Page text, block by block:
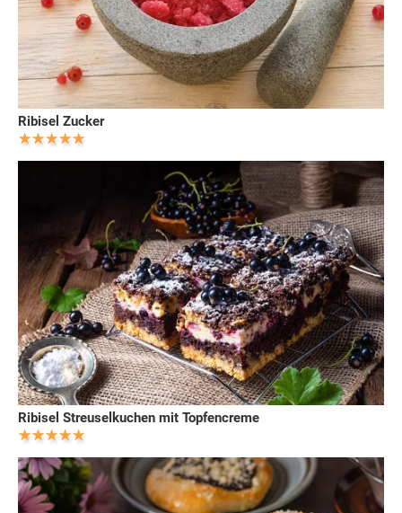
Ribisel Zucker
Ribisel Streuselkuchen mit Topfencreme